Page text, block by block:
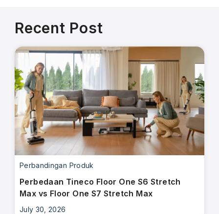
Recent Post
Perbandingan Produk
Perbedaan Tineco Floor One S6 Stretch
Max vs Floor One S7 Stretch Max
July 30, 2026